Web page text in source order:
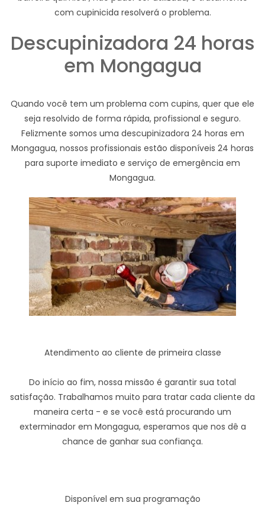
com cupinicida resolverá o problema.
Descupinizadora 24 horas
em Mongagua
Quando você tem um problema com cupins, quer que ele
seja resolvido de forma rápida, profissional e seguro.
Felizmente somos uma descupinizadora 24 horas em
Mongagua, nossos profissionais estão disponíveis 24 horas
para suporte imediato e serviço de emergência em
Mongagua.
Atendimento ao cliente de primeira classe
Do início ao fim, nossa missão é garantir sua total
satisfação. Trabalhamos muito para tratar cada cliente da
maneira certa - e se você está procurando um
exterminador em Mongagua, esperamos que nos dê a
chance de ganhar sua confiança.
Disponível em sua programação